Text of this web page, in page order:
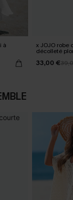
à x JOJO robe
décolleté
manches
33,00 €